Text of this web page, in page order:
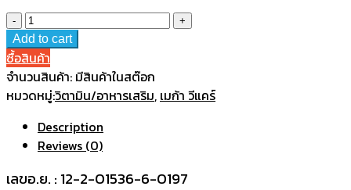
Add to cart
ซื้อสินค้า
จำนวนสินค้า: มีสินค้าในสต๊อก
หมวดหมู่:วิตามิน/อาหารเสริม, เมก้า วีแคร์
Description
Reviews (0)
เลขอ.ย. : 12-2-01536-6-0197